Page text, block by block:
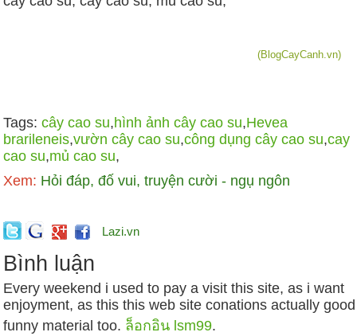
(BlogCayCanh.vn)
Tags:cây cao su,hình ảnh cây cao su,Hevea
brarileneis,vườn cây cao su,công dụng cây cao su,cay
cao su,mủ cao su,
Xem: Hỏi đáp, đố vui, truyện cười - ngụ ngôn
Lazi.vn
Bình luận
Every weekend i used to pay a visit this site, as i want
enjoyment, as this this web site conations actually good
funny material too. ล็อกอิน lsm99.